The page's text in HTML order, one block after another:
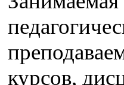
курсов,